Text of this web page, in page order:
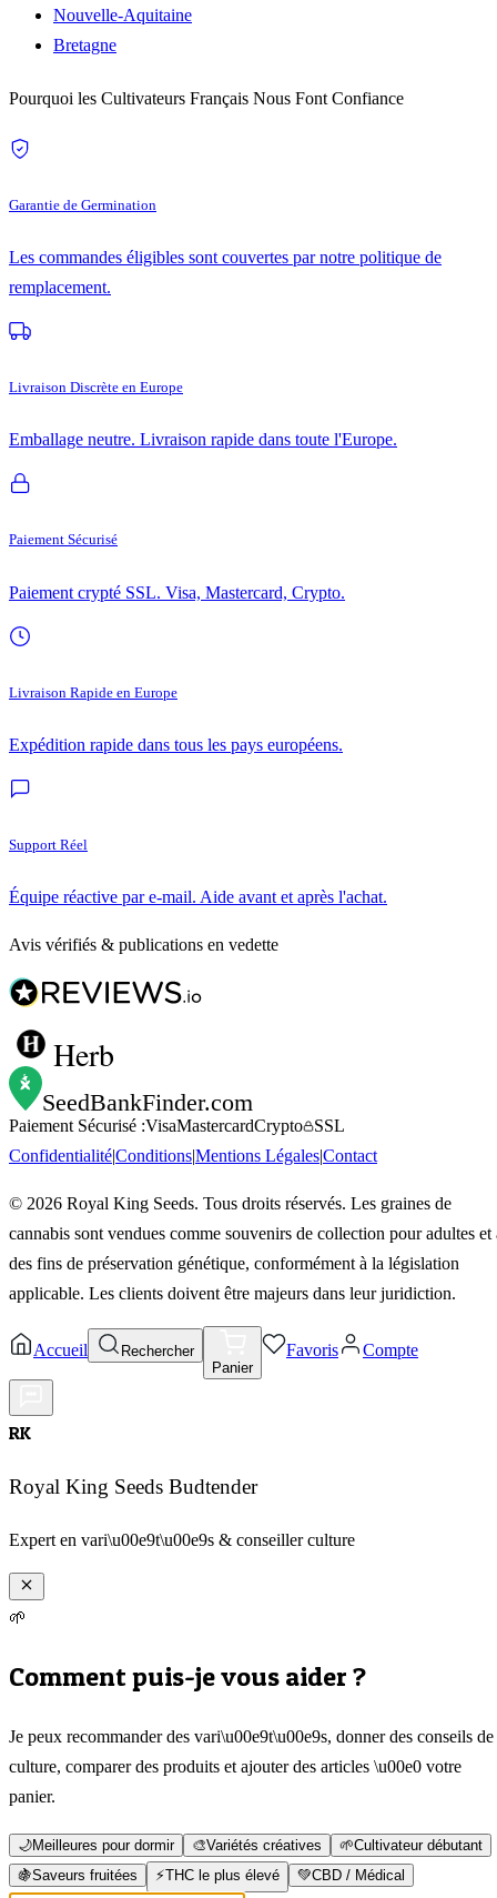
Nouvelle-Aquitaine
Bretagne
Pourquoi les Cultivateurs Français Nous Font Confiance
Garantie de Germination
Les commandes éligibles sont couvertes par notre politique de
remplacement.
Livraison Discrète en Europe
Emballage neutre. Livraison rapide dans toute l'Europe.
Paiement Sécurisé
Paiement crypté SSL. Visa, Mastercard, Crypto.
Livraison Rapide en Europe
Expédition rapide dans tous les pays européens.
Support Réel
Équipe réactive par e-mail. Aide avant et après l'achat.
Avis vérifiés & publications en vedette
Herb
SeedBankFinder.com
Paiement Sécurisé :VisaMastercardCrypto
SSL
Confidentialité|Conditions|Mentions Légales|Contact
© 2026 Royal King Seeds. Tous droits réservés. Les graines de
cannabis sont vendues comme souvenirs de collection pour adultes et
des fins de préservation génétique, conformément à la législation
applicable. Les clients doivent être majeurs dans leur juridiction.
Accueil
Rechercher
Panier
Favoris Compte
RK
Royal King Seeds Budtender
Expert en vari\u00e9t\u00e9s & conseiller culture
🌱
Comment puis-je vous aider ?
Je peux recommander des vari\u00e9t\u00e9s, donner des conseils de
culture, comparer des produits et ajouter des articles \u00e0 votre
panier.
🌙Meilleures pour dormir 🎨Variétés créatives 🌱Cultivateur débutant
🍇Saveurs fruitées ⚡THC le plus élevé 💚CBD / Médical